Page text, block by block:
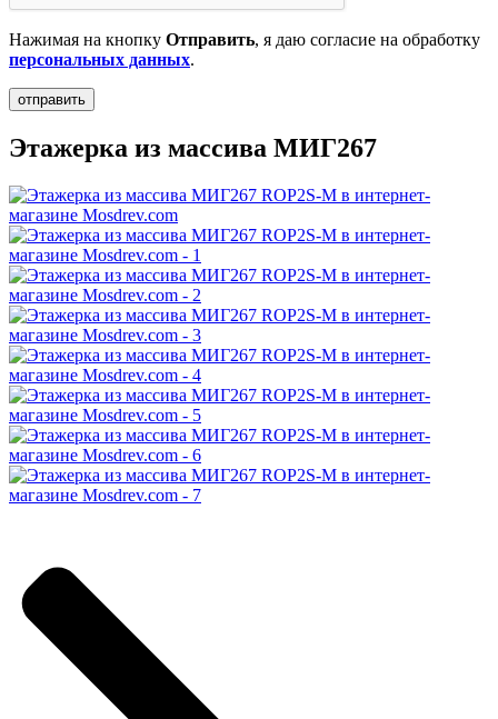
Нажимая на кнопку Отправить, я даю согласие на обработку
персональных данных.
Этажерка из массива МИГ267